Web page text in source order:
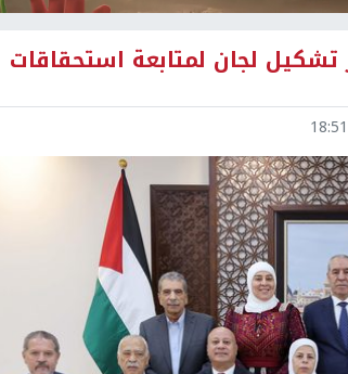
تشكيل لجان لمتابعة استحقاقات